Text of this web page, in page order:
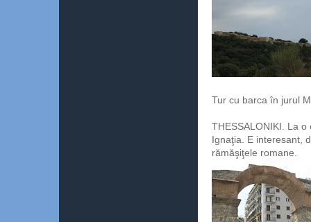
Tur cu barca în jurul
THESSALONIKI. La
Ignaţia. E interesant,
rămăşiţele romane.